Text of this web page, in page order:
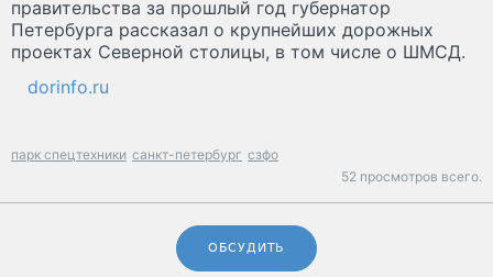
правительства за прошлый год губернатор
Петербурга рассказал о крупнейших дорожных
проектах Северной столицы, в том числе о ШМСД.
dorinfo.ru
парк спецтехники санкт-петербург сзфо
52 просмотров всего.
ОБСУДИТЬ